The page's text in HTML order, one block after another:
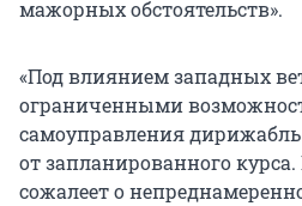
мажорных обстоятельств».
«Под влиянием западных
ограниченными
самоуправления
от запланированного
сожалеет о